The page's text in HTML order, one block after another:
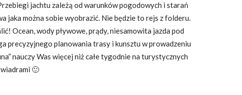
jachtu zależą od warunków pogodowych i starań
jaka można sobie wyobrazić. Nie będzie to rejs z folderu.
Ocean, wody pływowe, prądy, niesamowita jazda pod
precyzyjnego planowania trasy i kunsztu w prowadzeniu
nauczy Was więcej niż całe tygodnie na turystycznych
🙂